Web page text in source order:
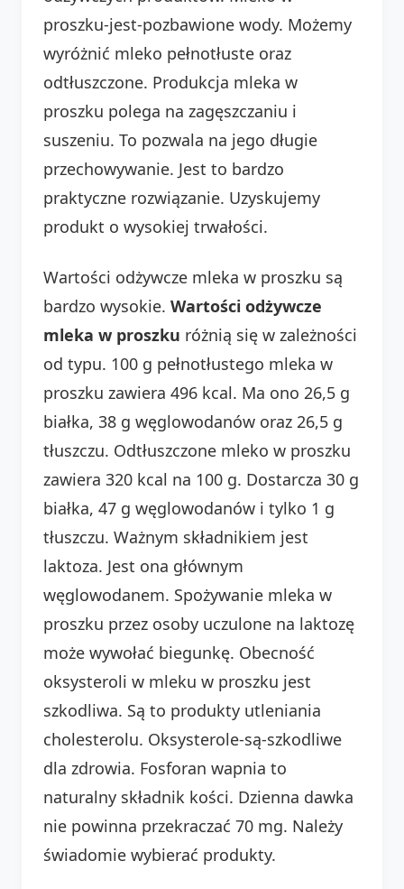
proszku-jest-pozbawione wody. Możemy
wyróżnić mleko pełnotłuste oraz
odtłuszczone. Produkcja mleka w
proszku polega na zagęszczaniu i
suszeniu. To pozwala na jego długie
przechowywanie. Jest to bardzo
praktyczne rozwiązanie. Uzyskujemy
produkt o wysokiej trwałości.
Wartości odżywcze mleka w proszku są
bardzo wysokie. Wartości odżywcze
mleka w proszku różnią się w zależności
od typu. 100 g pełnotłustego mleka w
proszku zawiera 496 kcal. Ma ono 26,5 g
białka, 38 g węglowodanów oraz 26,5 g
tłuszczu. Odtłuszczone mleko w proszku
zawiera 320 kcal na 100 g. Dostarcza 30 g
białka, 47 g węglowodanów i tylko 1 g
tłuszczu. Ważnym składnikiem jest
laktoza. Jest ona głównym
węglowodanem. Spożywanie mleka w
proszku przez osoby uczulone na laktozę
może wywołać biegunkę. Obecność
oksysteroli w mleku w proszku jest
szkodliwa. Są to produkty utleniania
cholesterolu. Oksysterole-są-szkodliwe
dla zdrowia. Fosforan wapnia to
naturalny składnik kości. Dzienna dawka
nie powinna przekraczać 70 mg. Należy
świadomie wybierać produkty.